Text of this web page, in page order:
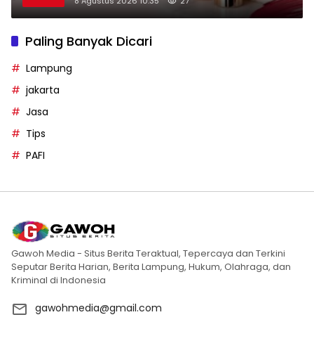
Paling Banyak Dicari
Lampung
jakarta
Jasa
Tips
PAFI
Gawoh Media - Situs Berita Teraktual, Tepercaya dan Terkini
Seputar Berita Harian, Berita Lampung, Hukum, Olahraga, dan
Kriminal di Indonesia
gawohmedia@gmail.com